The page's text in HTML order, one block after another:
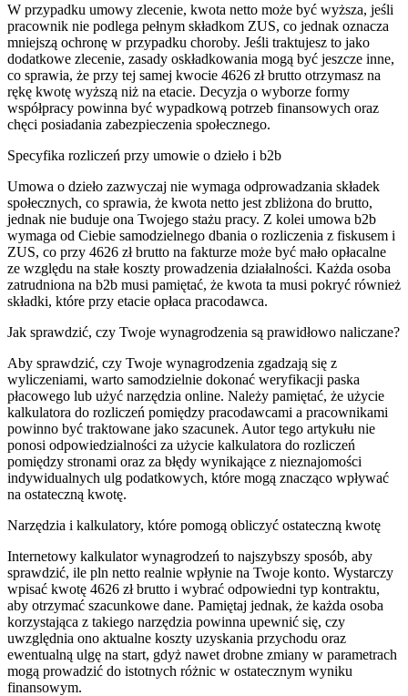
W przypadku umowy zlecenie, kwota netto może być wyższa, jeśli
pracownik nie podlega pełnym składkom ZUS, co jednak oznacza
mniejszą ochronę w przypadku choroby. Jeśli traktujesz to jako
dodatkowe zlecenie, zasady oskładkowania mogą być jeszcze inne,
co sprawia, że przy tej samej kwocie 4626 zł brutto otrzymasz na
rękę kwotę wyższą niż na etacie. Decyzja o wyborze formy
współpracy powinna być wypadkową potrzeb finansowych oraz
chęci posiadania zabezpieczenia społecznego.
Specyfika rozliczeń przy umowie o dzieło i b2b
Umowa o dzieło zazwyczaj nie wymaga odprowadzania składek
społecznych, co sprawia, że kwota netto jest zbliżona do brutto,
jednak nie buduje ona Twojego stażu pracy. Z kolei umowa b2b
wymaga od Ciebie samodzielnego dbania o rozliczenia z fiskusem i
ZUS, co przy 4626 zł brutto na fakturze może być mało opłacalne
ze względu na stałe koszty prowadzenia działalności. Każda osoba
zatrudniona na b2b musi pamiętać, że kwota ta musi pokryć również
składki, które przy etacie opłaca pracodawca.
Jak sprawdzić, czy Twoje wynagrodzenia są prawidłowo naliczane?
Aby sprawdzić, czy Twoje wynagrodzenia zgadzają się z
wyliczeniami, warto samodzielnie dokonać weryfikacji paska
płacowego lub użyć narzędzia online. Należy pamiętać, że użycie
kalkulatora do rozliczeń pomiędzy pracodawcami a pracownikami
powinno być traktowane jako szacunek. Autor tego artykułu nie
ponosi odpowiedzialności za użycie kalkulatora do rozliczeń
pomiędzy stronami oraz za błędy wynikające z nieznajomości
indywidualnych ulg podatkowych, które mogą znacząco wpływać
na ostateczną kwotę.
Narzędzia i kalkulatory, które pomogą obliczyć ostateczną kwotę
Internetowy kalkulator wynagrodzeń to najszybszy sposób, aby
sprawdzić, ile pln netto realnie wpłynie na Twoje konto. Wystarczy
wpisać kwotę 4626 zł brutto i wybrać odpowiedni typ kontraktu,
aby otrzymać szacunkowe dane. Pamiętaj jednak, że każda osoba
korzystająca z takiego narzędzia powinna upewnić się, czy
uwzględnia ono aktualne koszty uzyskania przychodu oraz
ewentualną ulgę na start, gdyż nawet drobne zmiany w parametrach
mogą prowadzić do istotnych różnic w ostatecznym wyniku
finansowym.